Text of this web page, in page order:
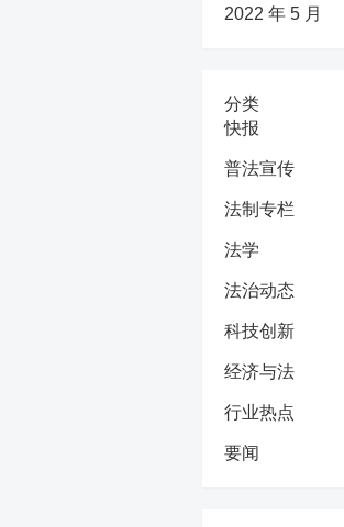
2022 年 5 月
分类
快报
普法宣传
法制专栏
法学
法治动态
科技创新
经济与法
行业热点
要闻